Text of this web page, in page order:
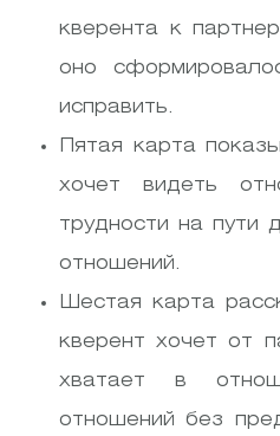
кверента к
оно
исправить.
Пятая карта
хочет видеть
трудности на пути
отношений.
Шестая карта
кверент хочет от
хватает в
отношений без